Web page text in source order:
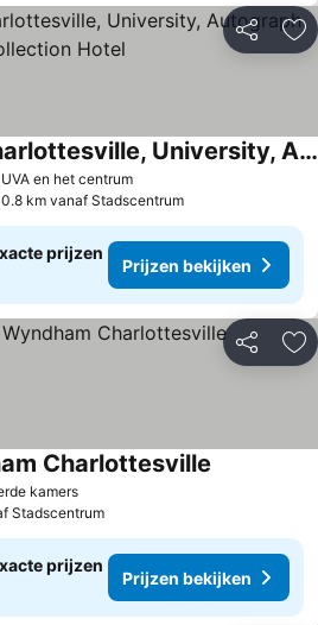
Delen
en het centrum
The Draftsman, Charlottesville, University, Autograph Collection Hotel
0.8 km vanaf Stadscentrum
prijzen
Prijzen bekijken
Delen
kamers
Charlottesville
Stadscentrum
prijzen
Prijzen bekijken